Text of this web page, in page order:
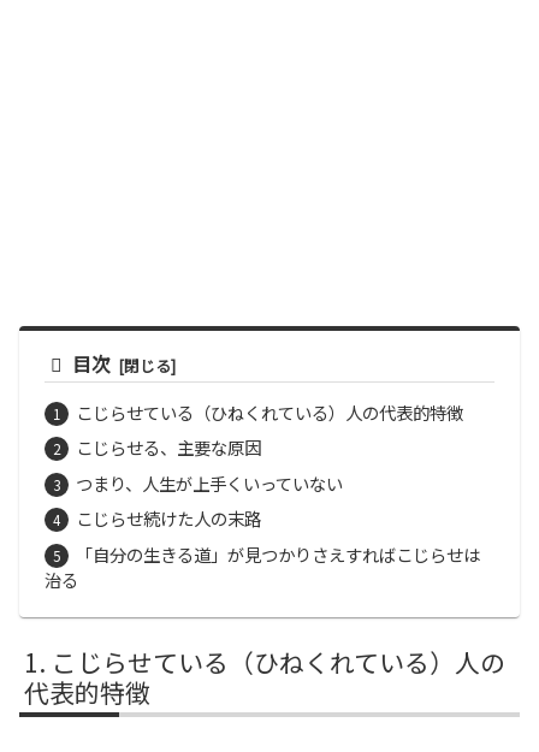
目次
こじらせている（ひねくれている）人の代表的特徴
こじらせる、主要な原因
つまり、人生が上手くいっていない
こじらせ続けた人の末路
「自分の生きる道」が見つかりさえすればこじらせは
治る
こじらせている（ひねくれている）人の
代表的特徴